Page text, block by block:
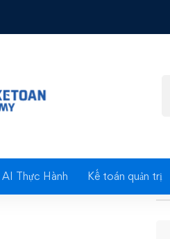
AI Thực Hành Kế toán quản trị
lý nhà hàng, quán cafe cukcuk.vn